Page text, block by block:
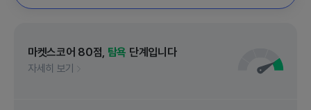
마켓스코어 80점, 탐욕 단계입니다
자세히 보기